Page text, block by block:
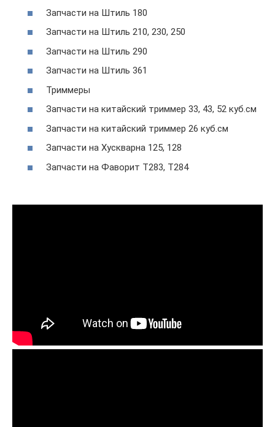
Запчасти на Штиль 180
Запчасти на Штиль 210, 230, 250
Запчасти на Штиль 290
Запчасти на Штиль 361
Триммеры
Запчасти на китайский триммер 33, 43, 52 куб.см
Запчасти на китайский триммер 26 куб.см
Запчасти на Хускварна 125, 128
Запчасти на Фаворит Т283, Т284